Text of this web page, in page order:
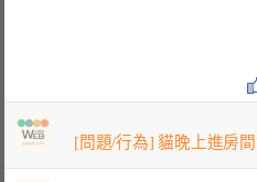
[問題/行為] 貓晚上進房